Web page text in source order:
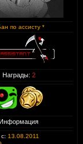
по ассисту *
Награды: 2
Информация
13.08.2011